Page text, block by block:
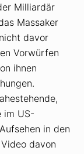
Milliardär
Massaker
davor
Vorwürfen
ihnen
im US-
in den
davon